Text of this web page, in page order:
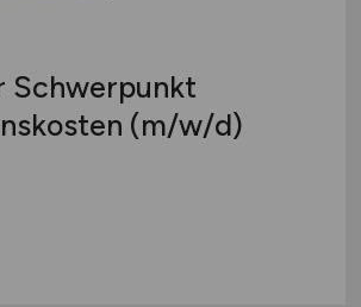
Schwerpunkt
(m/w/d)